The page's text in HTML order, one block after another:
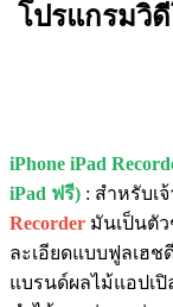
โปรแกรมวิ
iPhone iPad
iPad ฟรี) : สำหรับเ
Recorder มันเป็นตั
ละเอียดแบบฟูลเฮช
แบรนด์ผลไม้แอปเปิ